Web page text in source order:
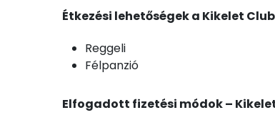
Étkezési lehetőségek a Kikelet
Reggeli
Félpanzió
Elfogadott fizetési módok –